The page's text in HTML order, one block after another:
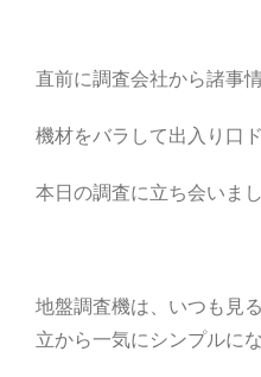
直前に調査会社から諸事
機材をバラして出入り口
本日の調査に立ち会いま
地盤調査機は、いつも見
立から一気にシンプルに